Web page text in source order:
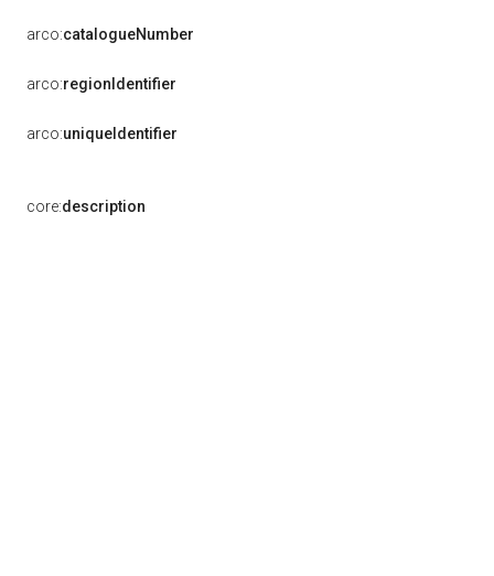
arco:catalogueNumber
arco:regionIdentifier
arco:uniqueIdentifier
core:description